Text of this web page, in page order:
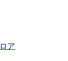
ア